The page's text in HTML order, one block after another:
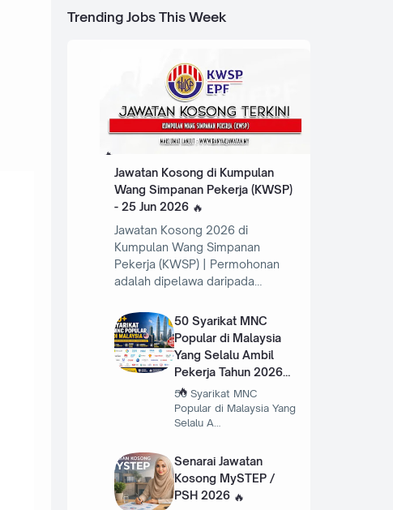
Trending Jobs This Week
Jawatan Kosong di Kumpulan
Wang Simpanan Pekerja (KWSP)
- 25 Jun 2026
Jawatan Kosong 2026 di
Kumpulan Wang Simpanan
Pekerja (KWSP) | Permohonan
adalah dipelawa daripada…
50 Syarikat MNC
Popular di Malaysia
Yang Selalu Ambil
Pekerja Tahun 2026
50 Syarikat MNC
Popular di Malaysia Yang
Selalu A…
Senarai Jawatan
Kosong MySTEP /
PSH 2026